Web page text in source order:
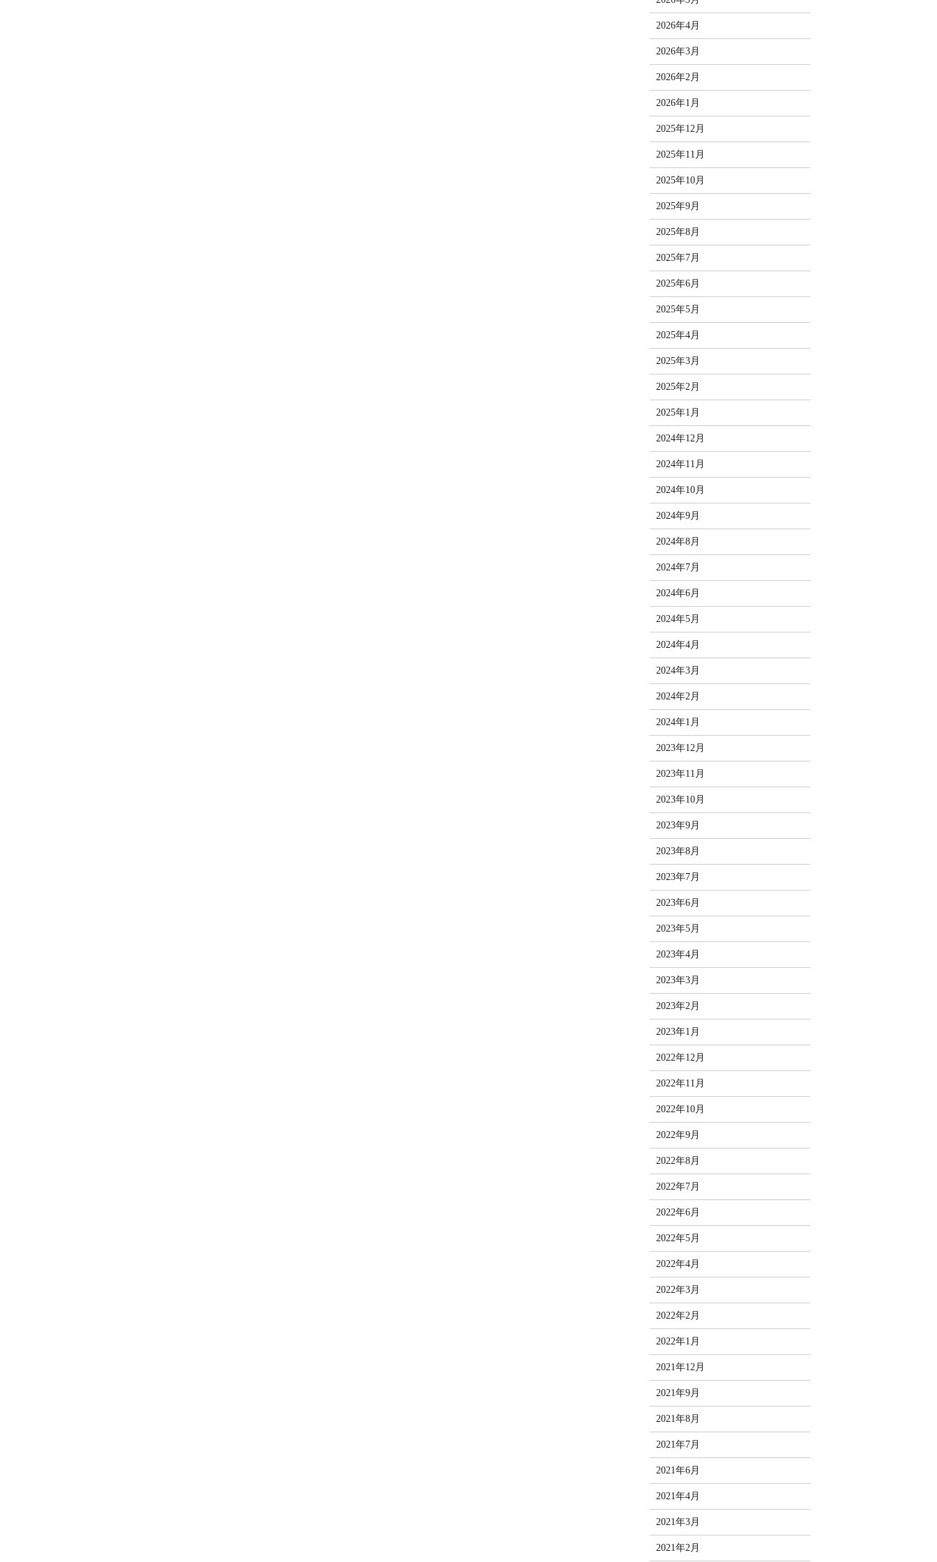
2026年4月
2026年3月
2026年2月
2026年1月
2025年12月
2025年11月
2025年10月
2025年9月
2025年8月
2025年7月
2025年6月
2025年5月
2025年4月
2025年3月
2025年2月
2025年1月
2024年12月
2024年11月
2024年10月
2024年9月
2024年8月
2024年7月
2024年6月
2024年5月
2024年4月
2024年3月
2024年2月
2024年1月
2023年12月
2023年11月
2023年10月
2023年9月
2023年8月
2023年7月
2023年6月
2023年5月
2023年4月
2023年3月
2023年2月
2023年1月
2022年12月
2022年11月
2022年10月
2022年9月
2022年8月
2022年7月
2022年6月
2022年5月
2022年4月
2022年3月
2022年2月
2022年1月
2021年12月
2021年9月
2021年8月
2021年7月
2021年6月
2021年4月
2021年3月
2021年2月